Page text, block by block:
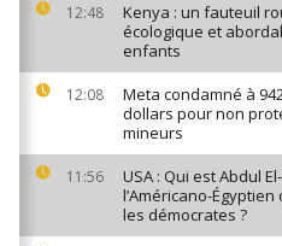
12:48
Kenya : un fauteuil
écologique et
enfants
12:08
Meta condamné à
dollars pour non
mineurs
11:56
USA : Qui est Abdul
l’Américano-
les démocrates ?